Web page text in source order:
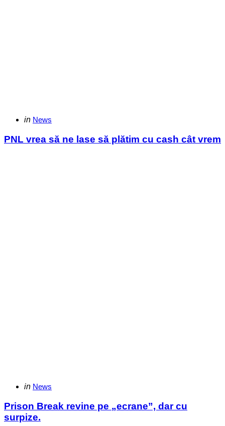
Categories
Posted
in News
PNL vrea să ne lase să plătim cu cash cât vrem
Categories
Posted
in News
Prison Break revine pe „ecrane”, dar cu
surpize.